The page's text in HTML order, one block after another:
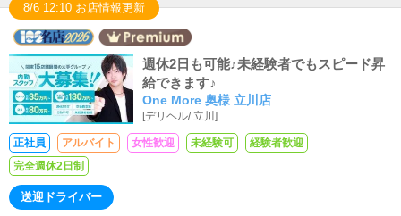
8/6 12:10 お店情報更新
週休2日も可能♪未経験者でもスピード昇
給できます♪
One More 奥様 立川店
[デリヘル/ 立川]
正社員 アルバイト 女性歓迎 未経験可
経験者歓迎
完全週休2日制
送迎ドライバー